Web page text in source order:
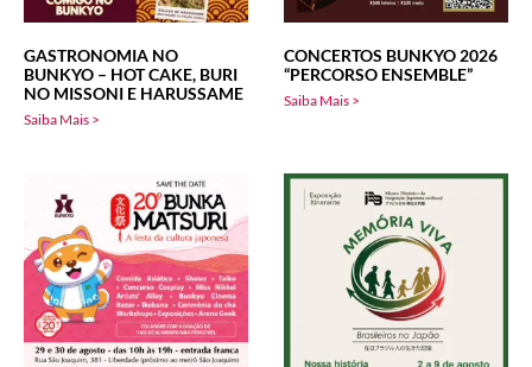
GASTRONOMIA NO
BUNKYO – HOT CAKE, BURI
NO MISSONI E HARUSSAME
Saiba Mais >
CONCERTOS BUNKYO 2026
“PERCORSO ENSEMBLE”
Saiba Mais >